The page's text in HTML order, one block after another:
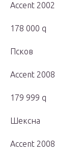
Accent 2002
178 000 q
Псков
Accent 2008
179 999 q
Шексна
Accent 2008